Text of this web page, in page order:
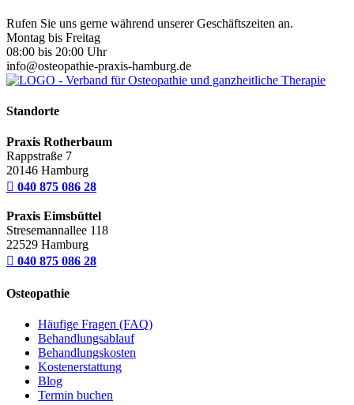
Rufen Sie uns gerne während unserer Geschäftszeiten an.
Montag bis Freitag
08:00 bis 20:00 Uhr
info@osteopathie-praxis-hamburg.de
Standorte
Praxis Rotherbaum
Rappstraße 7
20146 Hamburg
 040 875 086 28
Praxis Eimsbüttel
Stresemannallee 118
22529 Hamburg
 040 875 086 28
Osteopathie
Häufige Fragen (FAQ)
Behandlungsablauf
Behandlungskosten
Kostenerstattung
Blog
Termin buchen